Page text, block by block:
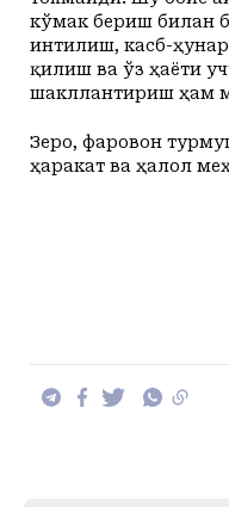
кўмак бериш билан
интилиш, касб-
қилиш ва ўз ҳаёти
шакллантириш ҳам
Зеро, фаровон
ҳаракат ва ҳалол